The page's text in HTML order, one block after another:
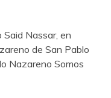
Nassar, en
de San Pablo
Nazareno Somos